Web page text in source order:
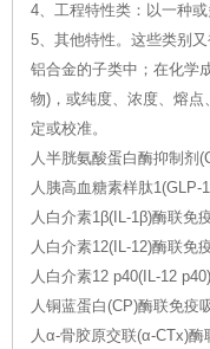
4、工程特性类：以一种
5、其他特性。这些类别
铝合金的子类中；在化学
物)，或纯度、浓度、熔
定或校准。
人半胱氨酸蛋白酶抑制剂
人胰高血糖素样肽1(GLP-
人白介素1β(IL-1β)酶联免
人白介素12(IL-12)酶联免
人白介素12 p40(IL-12
人铜蓝蛋白(CP)酶联免疫
人α-骨胶原交联(α-CTx)